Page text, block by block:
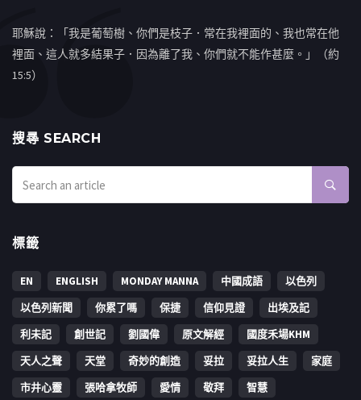
耶穌說：「我是葡萄樹、你們是枝子．常在我裡面的、我也常在他
裡面、這人就多結果子．因為離了我、你們就不能作甚麼。」（約
15:5）
搜㝷 SEARCH
標籤
EN ENGLISH MONDAY MANNA 中國成語
以色列
以色列新聞
你累了嗎 保捷 信仰見證
出埃及記
利未記
創世記 劉國偉 原文解經
國度禾場KHM
天人之聲
天堂 奇妙的創造 妥拉 妥拉人生
家庭
市井心靈
張哈拿牧師 愛情 敬拜 智慧